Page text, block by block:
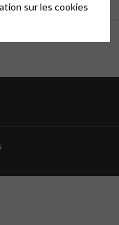
sur les cookies